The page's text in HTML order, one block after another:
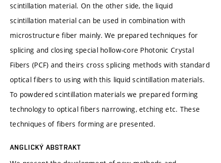
scintillation material. On the other side, the liquid
scintillation material can be used in combination with
microstructure fiber mainly. We prepared techniques for
splicing and closing special hollow-core Photonic Crystal
Fibers (PCF) and theirs cross splicing methods with standard
optical fibers to using with this liquid scintillation materials.
To powdered scintillation materials we prepared forming
technology to optical fibers narrowing, etching etc. These
techniques of fibers forming are presented.
ANGLICKÝ ABSTRAKT